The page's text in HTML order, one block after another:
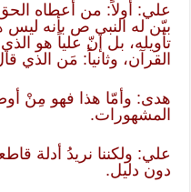
علي: أولاً: من أعطاه
بيّن له النبي ص بأنه
تأويله، بل إنّ علياً هو
القرآن، وثانياً: مَن الذي
هدى: وأمّا هذا فهو مِنْ
المشهورات.
علي: ولكننا نريدُ أدلة
دون دليل.